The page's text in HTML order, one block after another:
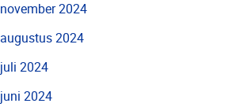
november 2024
augustus 2024
juli 2024
juni 2024